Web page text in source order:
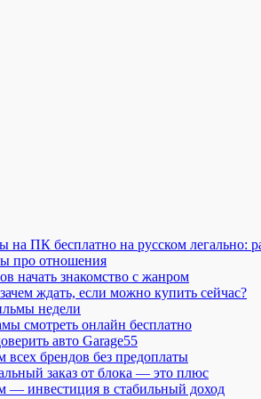
на ПК бесплатно на русском легально:
про отношения
начать знакомство с жанром
ждать, если можно купить сейчас?
недели
смотреть онлайн бесплатно
авто Garage55
всех брендов без предоплаты
заказ от блока — это плюс
— инвестиция в стабильный доход